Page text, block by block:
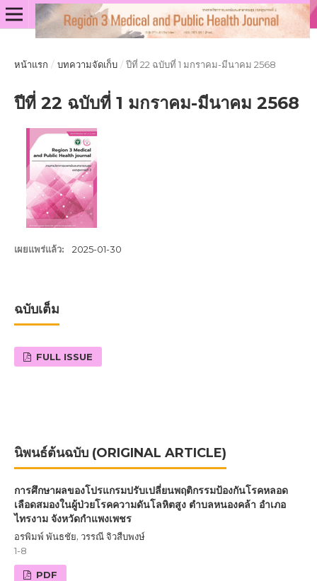
หน้าแรก / บทความจัดเก็บ / ปีที่ 22 ฉบับที่ 1 มกราคม-มีนาคม 2568
ปีที่ 22 ฉบับที่ 1 มกราคม-มีนาคม 2568
เผยแพร่แล้ว: 2025-01-30
ฉบับเต็ม
FULL ISSUE
นิพนธ์ต้นฉบับ (ORIGINAL ARTICLE)
การศึกษาผลของโปรแกรมปรับเปลี่ยนพฤติกรรมป้องกันโรคหลอด
เลือดสมองในผู้ป่วยโรคความดันโลหิตสูง ตำบลหนองคล้า อำเภอ
ไทรงาม จังหวัดกำแพงเพชร
อรพิมพ์ พันธชัย, วรรณี จิวสืบพงษ์
1-8
PDF